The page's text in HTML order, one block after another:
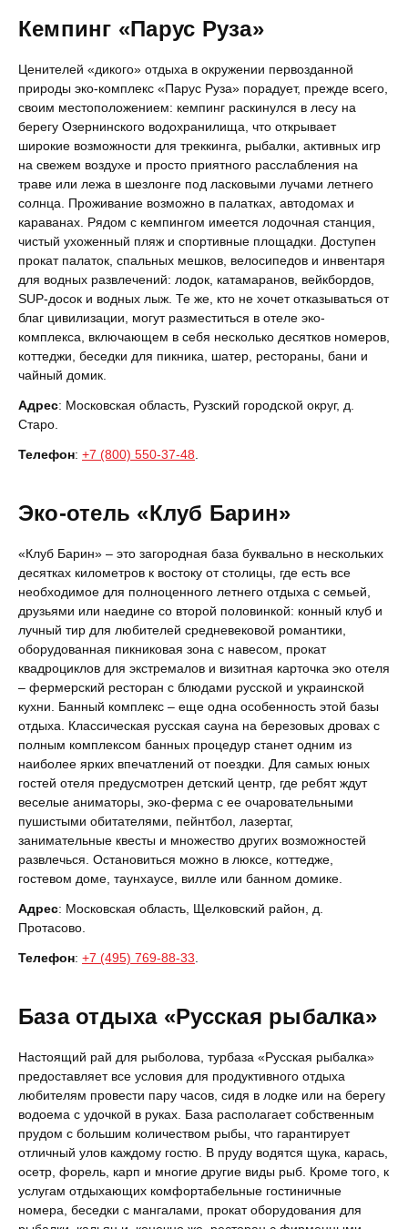
Кемпинг «Парус Руза»
Ценителей «дикого» отдыха в окружении первозданной
природы эко-комплекс «Парус Руза» порадует, прежде всего,
своим местоположением: кемпинг раскинулся в лесу на
берегу Озернинского водохранилища, что открывает
широкие возможности для треккинга, рыбалки, активных игр
на свежем воздухе и просто приятного расслабления на
траве или лежа в шезлонге под ласковыми лучами летнего
солнца. Проживание возможно в палатках, автодомах и
караванах. Рядом с кемпингом имеется лодочная станция,
чистый ухоженный пляж и спортивные площадки. Доступен
прокат палаток, спальных мешков, велосипедов и инвентаря
для водных развлечений: лодок, катамаранов, вейкбордов,
SUP-досок и водных лыж. Те же, кто не хочет отказываться от
благ цивилизации, могут разместиться в отеле эко-
комплекса, включающем в себя несколько десятков номеров,
коттеджи, беседки для пикника, шатер, рестораны, бани и
чайный домик.
Адрес: Московская область, Рузский городской округ, д.
Старо.
Телефон: +7 (800) 550-37-48
Эко-отель «Клуб Барин»
«Клуб Барин» – это загородная база буквально в нескольких
десятках километров к востоку от столицы, где есть все
необходимое для полноценного летнего отдыха с семьей,
друзьями или наедине со второй половинкой: конный клуб и
лучный тир для любителей средневековой романтики,
оборудованная пикниковая зона с навесом, прокат
квадроциклов для экстремалов и визитная карточка эко отеля
– фермерский ресторан с блюдами русской и украинской
кухни. Банный комплекс – еще одна особенность этой базы
отдыха. Классическая русская сауна на березовых дровах с
полным комплексом банных процедур станет одним из
наиболее ярких впечатлений от поездки. Для самых юных
гостей отеля предусмотрен детский центр, где ребят ждут
веселые аниматоры, эко-ферма с ее очаровательными
пушистыми обитателями, пейнтбол, лазертаг,
занимательные квесты и множество других возможностей
развлечься. Остановиться можно в люксе, коттедже,
гостевом доме, таунхаусе, вилле или банном домике.
Адрес: Московская область, Щелковский район, д.
Протасово.
Телефон: +7 (495) 769-88-33
База отдыха «Русская рыбалка»
Настоящий рай для рыболова, турбаза «Русская рыбалка»
предоставляет все условия для продуктивного отдыха
любителям провести пару часов, сидя в лодке или на берегу
водоема с удочкой в руках. База располагает собственным
прудом с большим количеством рыбы, что гарантирует
отличный улов каждому гостю. В пруду водятся щука, карась,
осетр, форель, карп и многие другие виды рыб. Кроме того, к
услугам отдыхающих комфортабельные гостиничные
номера, беседки с мангалами, прокат оборудования для